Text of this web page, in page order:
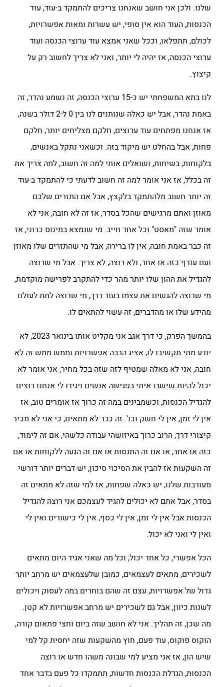
שלנו. ולכן אני חושב שאנחנו צריכים להתמקד ב-עוד, עוד
הכנסות, העוד הוא אין סופי, יש עשרות ומאות אפשרויות,
לכולם, תתפלאו, וככל שאני אמצא עוד ערוצי הכנסה ועוד
ערוצי הכנסה, אז יהיה לי יותר, ואני לא צריך לחשוב רק על
קיצוץ.
לנו בתא המשפחתי יש כ-15 ערוצי הכנסה, זה נשמע נהדר, זה
באמת נהדר, אבל יש כאלה שנותנים לנו בין 0 ל-2 דולר בשנה,
אז אנחנו מפתחים עוד ערוצים, חלקם מצליחים יותר, חלקם
פחות, אבל בהחלט יש מיקוד בזה. וכשאני נתקל באנשים,
בלקוחות, בשיחות, ושואלים אותי למה זה חשוב, למה צריך את
זה בכלל, אז אני אומר למה זה חשוב לדעתי כי להתמקד ב-עוד
זה יותר חשוב מלהתמקד בלקצץ, אבל אם התזרים שלכם
מאוזן ואתם מרגישים שהכל בסדר, אז זה לא חובה, אני לא
אומר שזה "מאסט" וכל אחד חייב. מי שנמצא במינוס כרוני, אז
זה כבר באמת חובה, אין לו ברירה, אבל מי שהתזרים שלו מאוזן
ועם עודף כזה או אחר, ולא רוצה, לא צריך. אבל מי שרוצה
להגדיל את ההון שלו יותר מהר כדי להתקרב לפרישה מוקדמת,
מי שרוצה להגשים את עצמו בעוד דרך, מי שרוצה לתת לעולם
מהידע שלו או מהדברים, זה עשוי להתאים לו.
בהמשך הפרק, כי דרך אגב אני מקליט אותו בינואר 2023, לא
יודע מתי תקשיבו לו, אציג הרבה אפשרויות וממש ממש זה לא
חובה, אני לא מאלה שמטיף לזה שזה בכל מחיר, אני אומר לא
יכול להיות שישבו איתי בפגישה אנשים ויגידו לי אנחנו רוצים
להגדיל הכנסות, וכשמבינים במה זה כרוך אז אומרים טוב, אז
אין לי זמן, אין לי חשק וכו'. זה כבר לא מתאים, כי אני לא מכיר
קיצורי דרך, הרוב כרוך באיזושהי עבודה כלשהי, אם זה לימוד,
כזה או אחר, או אם זה התנסות או אם זה הגעה ללקוחות או אם
זה השקעות אז להבין את הסיכוי סיכון, יש דברים יותר דורשי
מעורבות שלנו, יש כאלה שפחות, אז למי שזה לא מתאים זה
בסדר, אבל אתם לא יכולים להגיד לעצמכם אני רוצה להגדיל
הכנסות אבל אין לי זמן, אין לי כסף, אין לי כישורים ואין לי
ואין לי ואני לא יכול.
הכל אפשרי, כל אחד יכול, וכל מה שאני אגיד היום מתאים
לשכירים, מתאים לעצמאים, כמובן שלעצמאים יש מרחב יותר
גדול של אפשרויות, עצם זה שהם בוחרים במה לעסוק ויכולים
לשנות כיוון, אבל גם לשכירים יש מרחב אפשרויות לא קטן.
מה שכן, זה תהליך. אני לא חושב שזה ביום וחצי פתאום קורה,
הוקוס פוקוס, עוד פעם, חוץ מהשקעות שזה יחסית קל למי
שיש הון, אז אני מציע למי שבונה משהו חדש או רוצה
הכנסות, הגדלת הכנסות חדשות, תתמקדו כל פעם בדבר אחד